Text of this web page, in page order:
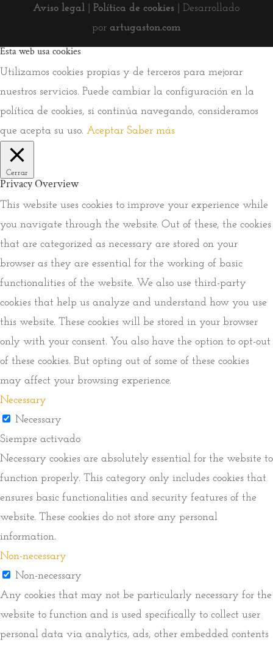
Aviso legal |Política de cookies | Desarrollado
por artugaston.com
Esta web usa cookies
Utilizamos cookies propias y de terceros para mejorar
nuestros servicios. Puede cambiar la configuración en la
política de cookies, si continúa navegando, consideramos
que acepta su uso. Aceptar Saber más
Cerrar
Privacy Overview
This website uses cookies to improve your experience while
you navigate through the website. Out of these, the cookies
that are categorized as necessary are stored on your
browser as they are essential for the working of basic
functionalities of the website. We also use third-party
cookies that help us analyze and understand how you use
this website. These cookies will be stored in your browser
only with your consent. You also have the option to opt-out
of these cookies. But opting out of some of these cookies
may affect your browsing experience.
Necessary
Necessary
Siempre activado
Necessary cookies are absolutely essential for the website to
function properly. This category only includes cookies that
ensures basic functionalities and security features of the
website. These cookies do not store any personal
information.
Non-necessary
Non-necessary
Any cookies that may not be particularly necessary for the
website to function and is used specifically to collect user
personal data via analytics, ads, other embedded contents